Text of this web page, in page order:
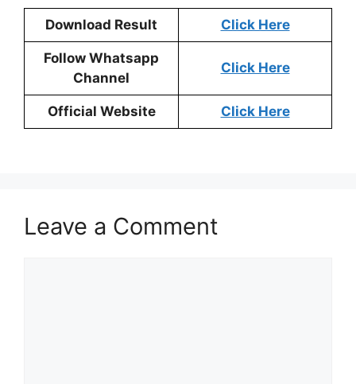
Download Result Click Here
Follow Whatsapp
Channel
Click Here
Official Website Click Here
Leave a Comment